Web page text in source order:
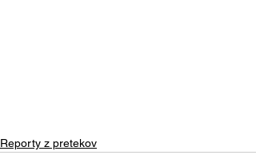
Reporty z pretekov